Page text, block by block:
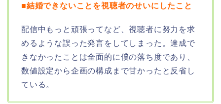
■結婚できないことを視聴者のせいにしたこと
配信中もっと頑張ってなど、視聴者に努力を求
めるような誤った発言をしてしまった。達成で
きなかったことは全面的に僕の落ち度であり、
数値設定から企画の構成まで甘かったと反省し
ている。